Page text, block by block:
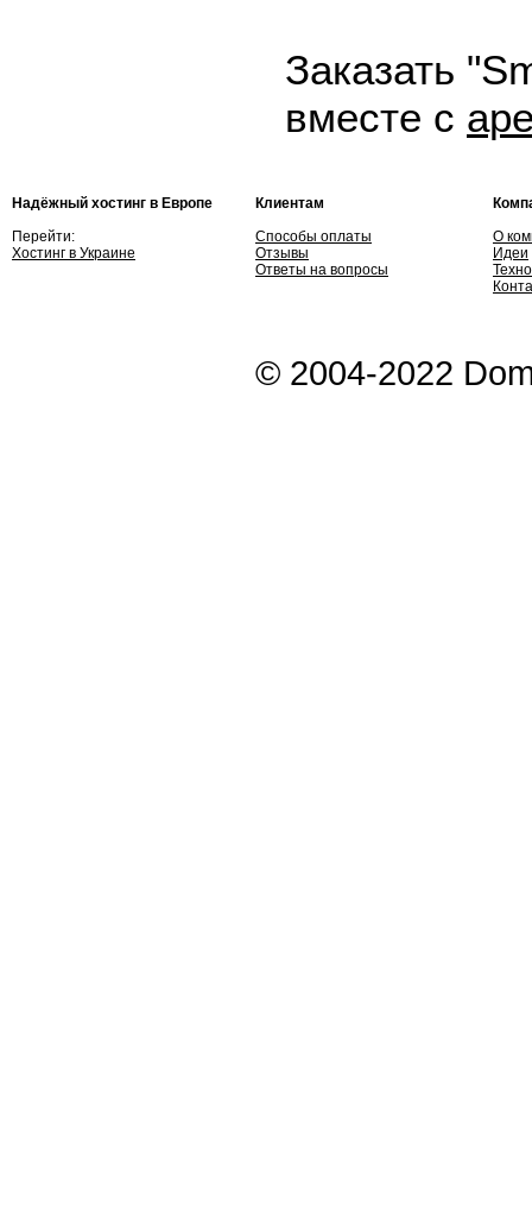
Заказать
вместе с
Надёжный хостинг в Европе
Перейти:
Хостинг в Украине
Клиентам
Способы оплаты
Отзывы
Ответы на вопросы
О
Идеи
© 2004-2022